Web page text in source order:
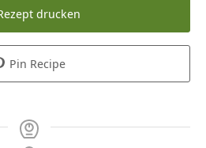
drucken
Pin Recipe